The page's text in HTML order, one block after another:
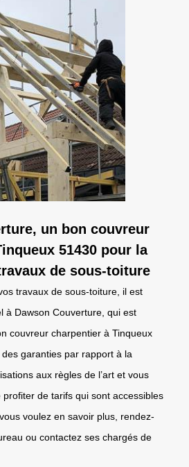
un bon couvreur
51430 pour la
de sous-toiture
travaux de sous-toiture, il est
à Dawson Couverture, qui est
couvreur charpentier à Tinqueux
garanties par rapport à la
aux règles de l’art et vous
de tarifs qui sont accessibles
voulez en savoir plus, rendez-
ou contactez ses chargés de